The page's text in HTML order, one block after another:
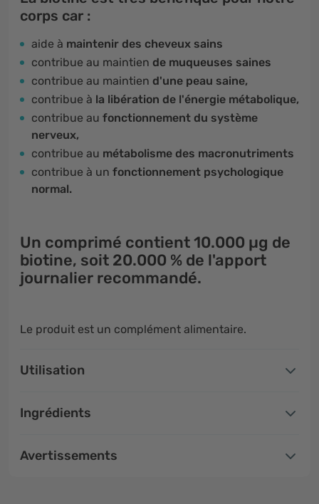
corps car :
aide à maintenir des cheveux sains
contribue au maintien de muqueuses saines
contribue au maintien d'une peau saine,
contribue à la libération de l'énergie métabolique,
contribue au fonctionnement du système
nerveux,
contribue au métabolisme des macronutriments
contribue à un fonctionnement psychologique
normal.
Un comprimé contient 10.000 µg de
biotine, soit 20.000 % de l'apport
journalier recommandé.
Le produit est un complément alimentaire.
Utilisation
Ingrédients
Avertissements